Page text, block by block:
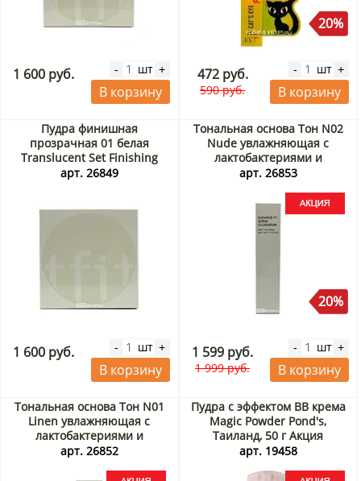
1 600 руб. - шт +
В корзину
20%
472 руб.
590 руб.
- шт +
В корзину
Пудра финишная
прозрачная 01 белая
Translucent Set Finishing
Powder 01 White Tfit, Корея,
арт. 26849
1 600 руб. - шт +
В корзину
Тональная основа Тон N02
Nude увлажняющая с
лактобактериями и
экстрактом центеллы
Foundation Tfit, Корея, 30 г
Акция
арт. 26853
20%
1 599 руб.
1 999 руб.
- шт +
В корзину
Тональная основа Тон N01
Linen увлажняющая с
лактобактериями и
экстрактом центеллы
арт. 26852
Пудра с эффектом ВВ крема
Magic Powder Pond's,
Таиланд, 50 г Акция
арт. 19458